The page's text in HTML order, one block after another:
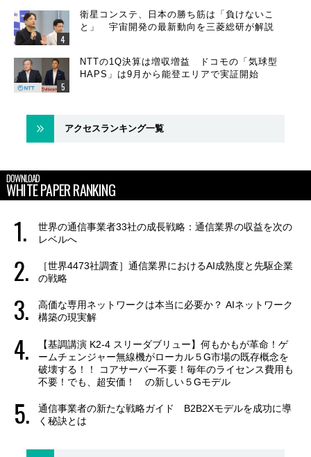
衛星コンステ、日本の勝ち筋は「負けないこ
と」 宇宙開発の最新動向を三菱総研が解説
NTTの1Q決算は増収増益 ドコモの「気球型
HAPS」は9月から能登エリアで実証開始
アクセスランキング一覧
DOWNLOAD
WHITE PAPER RANKING
世界の通信事業者33社の成長戦略：通信業界の収益を次の
レベルへ
［世界4473社調査］通信業界におけるAI成熟度と先駆企業
の戦略
高価な専用ネットワークは本当に必要か？ AIネットワーク
構築の現実解
【基調講演 K2-4 スリーダブリュー】何もかもが革命！ゲ
ームチェンジャー無線機がローカル５G市場の既存概念を
破壊する！！ コアサーバー不要！毎年のライセンス費用も
不要！でも、超安価！ の新しい５Gモデル
通信事業者の新たな戦略ガイド B2B2Xモデルを成功に導
く秘訣とは